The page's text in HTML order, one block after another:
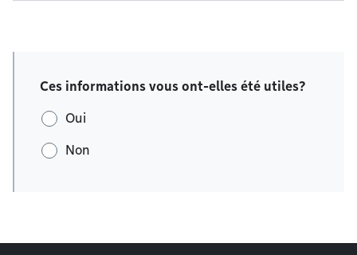
Ces informations vous ont-elles été utiles?
Oui
Non